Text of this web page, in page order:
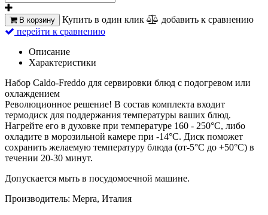
В корзину Купить в один клик
добавить к сравнению
перейти к сравнению
Описание
Характеристики
Набор Caldo-Freddo для сервировки блюд с подогревом или
охлаждением
Революционное решение! В состав комплекта входит
термодиск для поддержания температуры ваших блюд.
Нагрейте его в духовке при температуре 160 - 250°C, либо
охладите в морозильной камере при -14°C. Диск поможет
сохранить желаемую температуру блюда (от-5°C до +50°C) в
течении 20-30 минут.
Допускается мыть в посудомоечной машине.
Производитель: Mepra, Италия